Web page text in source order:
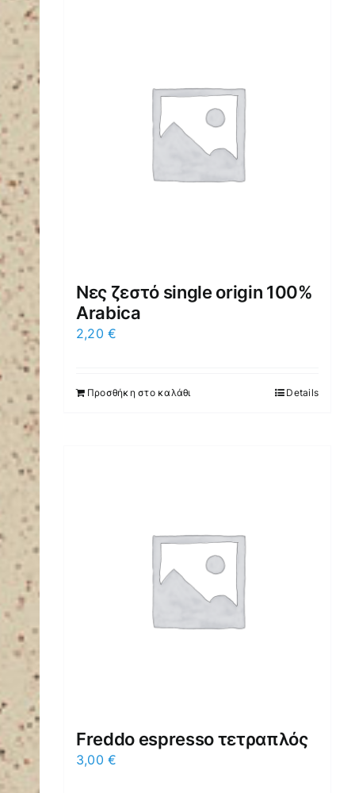
Νες ζεστό single origin 100%
Arabica
2,20€
Προσθήκη στο καλάθι Details
Freddo espresso τετραπλός
3,00€